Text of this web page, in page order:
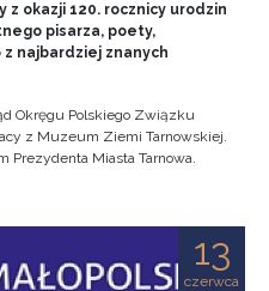
z okazji 120. rocznicy urodzin
pisarza, poety,
najbardziej znanych
Okręgu Polskiego Związku
z Muzeum Ziemi Tarnowskiej.
Prezydenta Miasta Tarnowa.
13
czerwca